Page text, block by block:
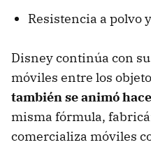
Resistencia a polvo
Disney continúa con
móviles entre los
también se animó
misma fórmula,
comercializa móviles